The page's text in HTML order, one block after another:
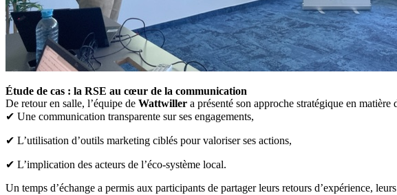
Étude de cas : la RSE au cœur de la communication
De retour en salle, l’équipe de Wattwiller a présenté son approche stratégique en
✔ Une communication transparente sur ses engagements,
✔ L’utilisation d’outils marketing ciblés pour valoriser ses actions,
✔ L’implication des acteurs de l’éco-système local.
Un temps d’échange a permis aux participants de partager leurs retours d’expérience,